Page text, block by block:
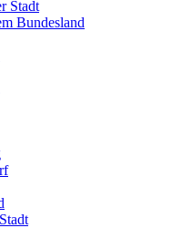
Stadt
Bundesland